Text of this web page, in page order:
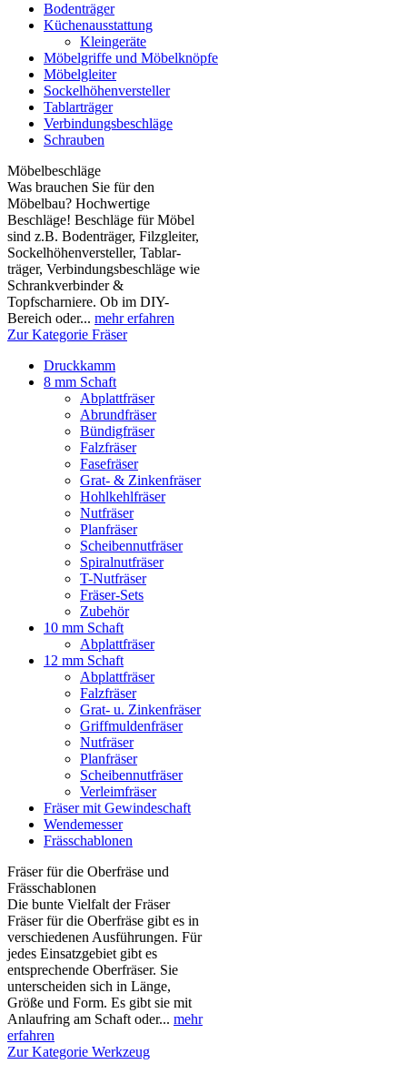
Bodenträger
Küchenausstattung
Kleingeräte
Möbelgriffe und Möbelknöpfe
Möbelgleiter
Sockelhöhenversteller
Tablarträger
Verbindungsbeschläge
Schrauben
Möbelbeschläge
Was brauchen Sie für den
Möbelbau? Hochwertige
Beschläge! Beschläge für Möbel
sind z.B. Boden­träger, Filzgleiter,
Sockelhöhen­versteller, Tablar­
träger, Verbindungs­beschläge wie
Schrank­verbinder &
Topfscharniere. Ob im DIY-
Bereich oder... mehr erfahren
Zur Kategorie Fräser
Druckkamm
8 mm Schaft
Abplattfräser
Abrundfräser
Bündigfräser
Falzfräser
Fasefräser
Grat- & Zinkenfräser
Hohlkehlfräser
Nutfräser
Planfräser
Scheibennutfräser
Spiralnutfräser
T-Nutfräser
Fräser-Sets
Zubehör
10 mm Schaft
Abplattfräser
12 mm Schaft
Abplattfräser
Falzfräser
Grat- u. Zinkenfräser
Griffmuldenfräser
Nutfräser
Planfräser
Scheibennutfräser
Verleimfräser
Fräser mit Gewindeschaft
Wendemesser
Frässchablonen
Fräser für die Oberfräse und
Frässchablonen
Die bunte Vielfalt der Fräser
Fräser für die Oberfräse gibt es in
verschiedenen Ausführungen. Für
jedes Einsatzgebiet gibt es
entsprechende Oberfräser. Sie
unterscheiden sich in Länge,
Größe und Form. Es gibt sie mit
Anlaufring am Schaft oder... mehr
erfahren
Zur Kategorie Werkzeug